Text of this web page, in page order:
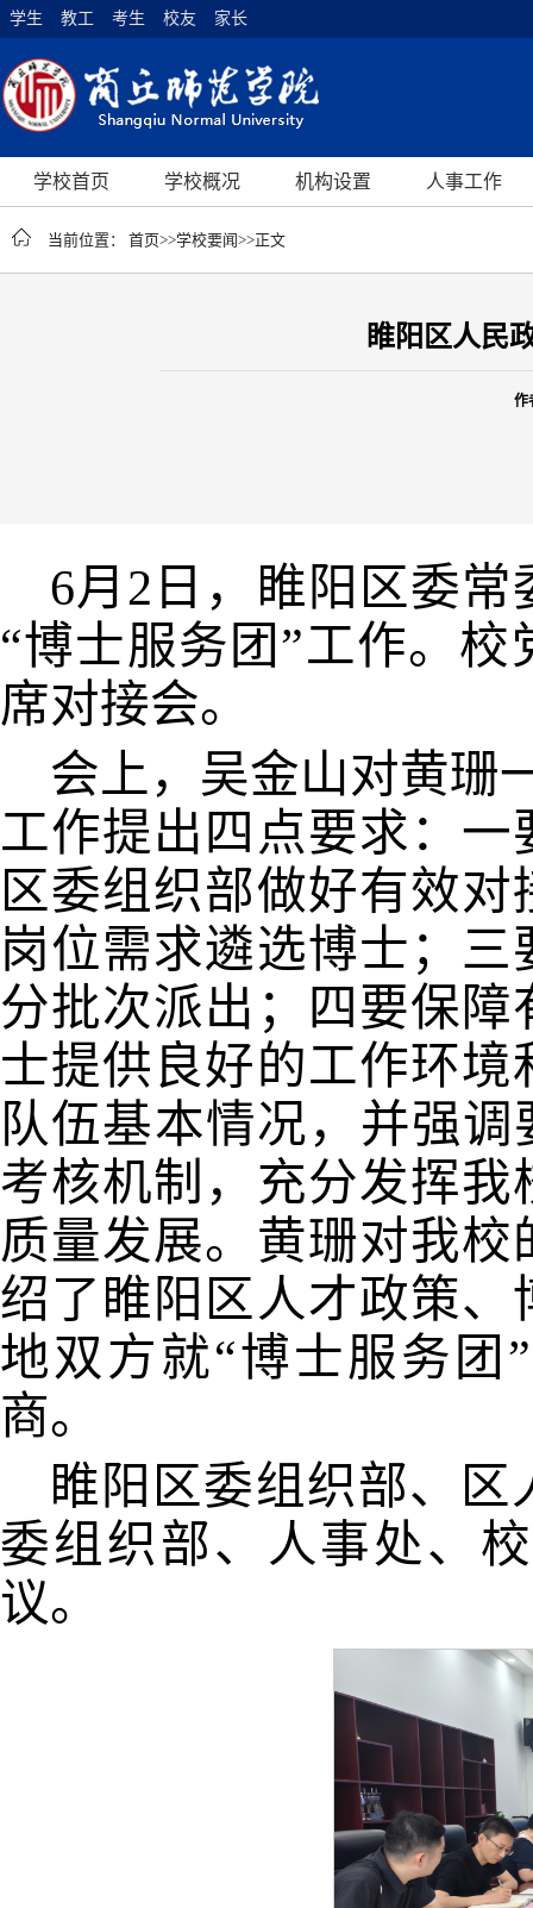
学生 教工 考生 校友 家长
学校首页 学校概况 机构设置 人事工作
当前位置： 首页>>学校要闻>>正文
睢阳区人民
作
6月2日，睢阳区委
“博士服务团”工作。
席对接会。
会上，吴金山对黄珊
工作提出四点要求：
区委组织部做好有效
岗位需求遴选博士；
分批次派出；四要保
士提供良好的工作环
队伍基本情况，并强
考核机制，充分发挥
质量发展。黄珊对我
绍了睢阳区人才政策
地双方就“博士服务团
商。
睢阳区委组织部、
委组织部、人事处、
议。